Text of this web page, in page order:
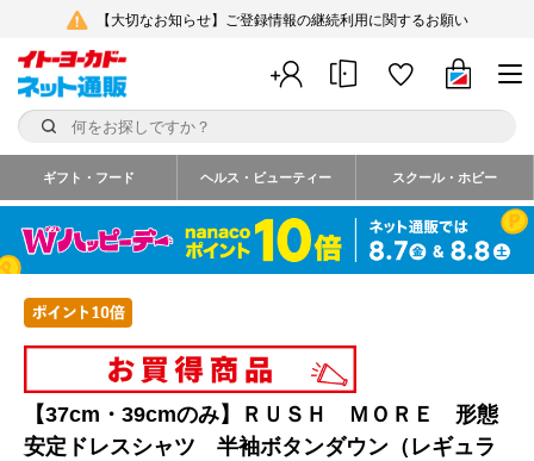
【大切なお知らせ】ご登録情報の継続利用に関するお願い
ギフト・フード ヘルス・ビューティー スクール・ホビー
【37cm・39cmのみ】ＲＵＳＨ ＭＯＲＥ 形態
安定ドレスシャツ 半袖ボタンダウン（レギュラ